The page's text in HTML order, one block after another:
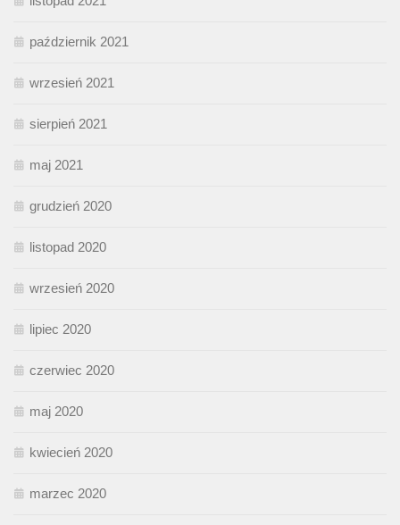
październik 2021
wrzesień 2021
sierpień 2021
maj 2021
grudzień 2020
listopad 2020
wrzesień 2020
lipiec 2020
czerwiec 2020
maj 2020
kwiecień 2020
marzec 2020